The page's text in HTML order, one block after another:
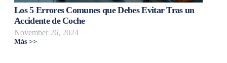
Los 5 Errores Comunes que Debes Evitar Tras un
Accidente de Coche
November 26, 2024
Más >>